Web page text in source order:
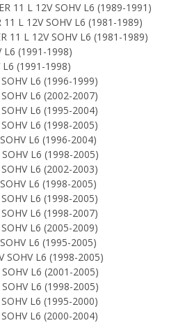
11 L 12V SOHV L6 (1989-1991)
11 L 12V SOHV L6 (1981-1989)
11 L 12V SOHV L6 (1981-1989)
L6 (1991-1998)
L6 (1991-1998)
L6 (1996-1999)
L6 (2002-2007)
L6 (1995-2004)
L6 (1998-2005)
L6 (1996-2004)
L6 (1998-2005)
L6 (2002-2003)
L6 (1998-2005)
L6 (1998-2005)
L6 (1998-2007)
L6 (2005-2009)
L6 (1995-2005)
SOHV L6 (1998-2005)
L6 (2001-2005)
L6 (1998-2005)
L6 (1995-2000)
L6 (2000-2004)